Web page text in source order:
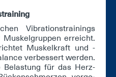
Vi­bra­ti­ons­trai­nings
er­reicht.
Mus­kel­kraft und -
ver­bes­sert wer­den.
für das Herz-